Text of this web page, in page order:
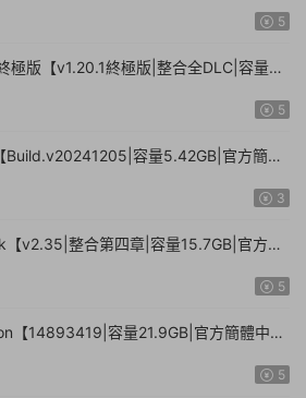
5
極版【v1.20.1終極版|整合全DLC|容量
5
Build.v20241205|容量5.42GB|官方簡體
3
v2.35|整合第四章|容量15.7GB|官方簡
5
【14893419|容量21.9GB|官方簡體中
5